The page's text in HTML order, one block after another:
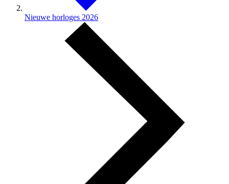
Nieuwe horloges 2026